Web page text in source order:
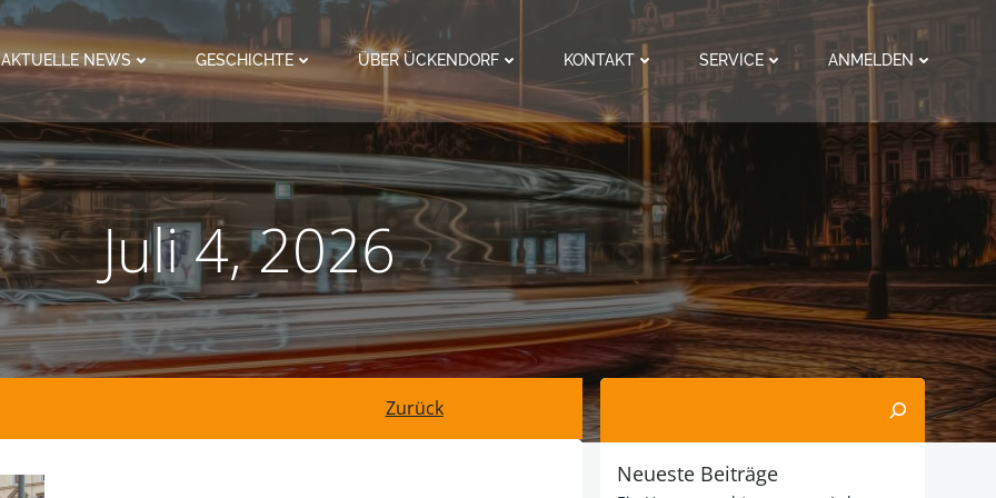
AKTUELLE NEWS GESCHICHTE ÜBER ÜCKENDORF KONTAKT SERVICE ANMELDEN
Juli 4, 2026
Zurück
Suchen
Neueste Beiträge